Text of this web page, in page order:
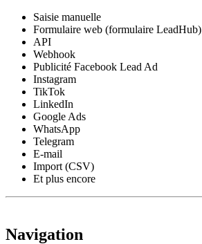
Saisie manuelle
Formulaire web (formulaire LeadHub)
API
Webhook
Publicité Facebook Lead Ad
Instagram
TikTok
LinkedIn
Google Ads
WhatsApp
Telegram
E-mail
Import (CSV)
Et plus encore
Navigation